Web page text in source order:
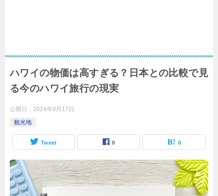
ハワイの物価は高すぎる？日本との比較で見
る今のハワイ旅行の現実
公開日： 2024年8月17日
観光地
Tweet 0 0